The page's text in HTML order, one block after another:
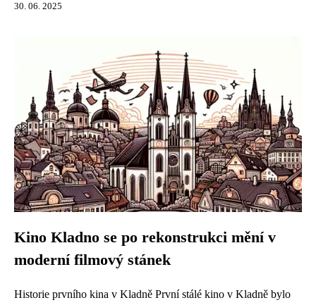
30. 06. 2025
Kino Kladno se po rekonstrukci mění v
moderní filmový stánek
Historie prvního kina v Kladně První stálé kino v Kladně bylo